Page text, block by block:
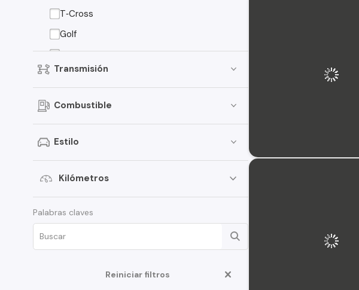
T‑Cross
Golf
Voyage
Nivus
Bora
Passat
Virtus
Scirocco
Transporter
Transmisión
Combustible
Estilo
Kilómetros
Palabras claves
Reiniciar filtros